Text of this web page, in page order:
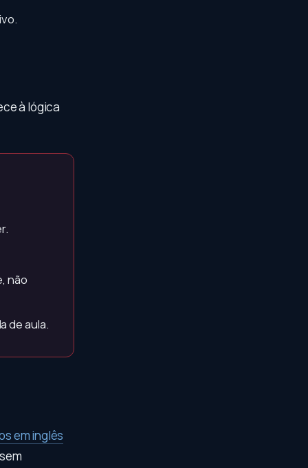
à lógica
não
de aula.
em inglês